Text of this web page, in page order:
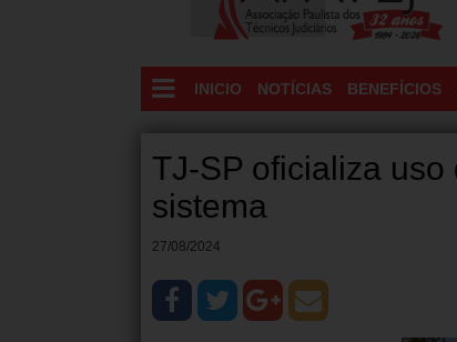
INICIO NOTÍCIAS BENEFÍCIOS
TJ-SP oficializa
sistema
27/08/2024